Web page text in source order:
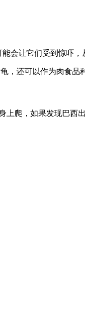
会让它们受到惊吓，
，还可以作为肉食品
爬，如果发现巴西